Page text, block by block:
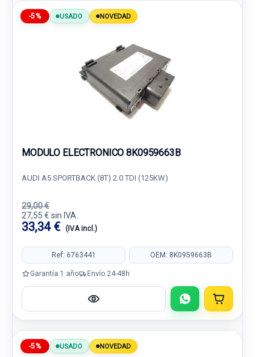
-5% USADO NOVEDAD
MODULO ELECTRONICO 8K0959663B
AUDI A5 SPORTBACK (8T) 2.0 TDI (125KW)
29,00 €
27,55 € sin IVA.
33,34 € (IVA incl.)
Ref: 6763441 OEM: 8K0959663B
Garantía 1 año Envío 24-48h
-5% USADO NOVEDAD